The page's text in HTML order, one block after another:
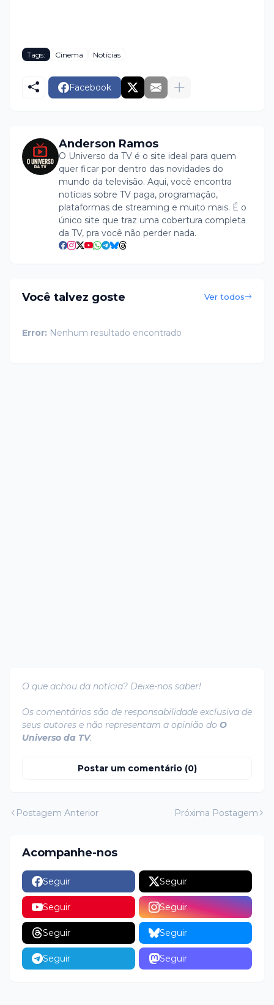
Tags: Cinema Notícias
Facebook
Anderson Ramos
O Universo da TV é o site ideal para quem
quer ficar por dentro das novidades do
mundo da televisão. Aqui, você encontra
notícias sobre TV paga, programação,
plataformas de streaming e muito mais. É o
único site que traz uma cobertura completa
da TV, pra você não perder nada.
Você talvez goste Ver todos
Error: Nenhum resultado encontrado
O que achou da notícia? Deixe-nos saber!
Os comentários são de responsabilidade exclusiva de
seus autores e não representam a opinião do O
Universo da TV.
Postar um comentário (0)
Postagem Anterior Próxima Postagem
Acompanhe-nos
Seguir Seguir
Seguir Seguir
Seguir Seguir
Seguir Seguir